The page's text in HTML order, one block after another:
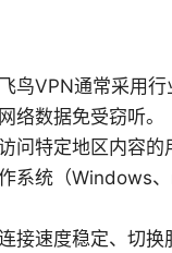
鸟VPN通常采用
络数据免受窃听。
问特定地区内容的
系统（Windows
接速度稳定、切